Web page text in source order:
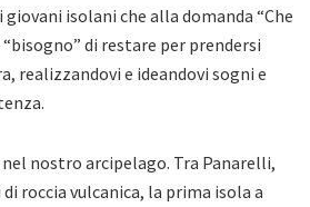
isolani che alla domanda “Che
di restare per prendersi
realizzandovi e ideandovi sogni e
nostro arcipelago. Tra Panarelli,
roccia vulcanica, la prima isola a